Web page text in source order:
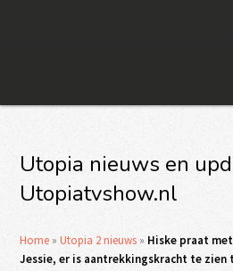
Utopia nieuws en
Utopiatvshow.nl
Home »Utopia 2 nieuws » Hiske praat
Jessie, er is aantrekkingskracht te zien